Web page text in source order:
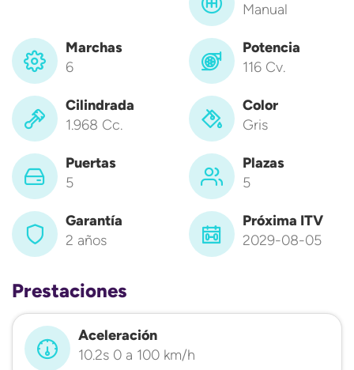
Manual
Marchas
6
Potencia
116 Cv.
Cilindrada
1.968 Cc.
Color
Gris
Puertas
5
Plazas
5
Garantía
2 años
Próxima ITV
2029-08-05
Prestaciones
Aceleración
10.2s 0 a 100 km/h